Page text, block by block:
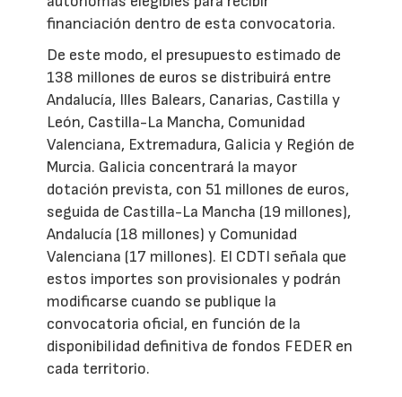
financiación dentro de esta convocatoria.
De este modo, el presupuesto estimado de
138 millones de euros se distribuirá entre
Andalucía, Illes Balears, Canarias, Castilla y
León, Castilla-La Mancha, Comunidad
Valenciana, Extremadura, Galicia y Región de
Murcia. Galicia concentrará la mayor
dotación prevista, con 51 millones de euros,
seguida de Castilla-La Mancha (19 millones),
Andalucía (18 millones) y Comunidad
Valenciana (17 millones). El CDTI señala que
estos importes son provisionales y podrán
modificarse cuando se publique la
convocatoria oficial, en función de la
disponibilidad definitiva de fondos FEDER en
cada territorio.